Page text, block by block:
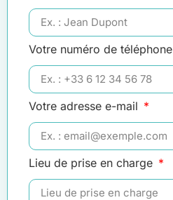
Votre numéro de téléphone
Votre adresse e-mail
Lieu de prise en charge